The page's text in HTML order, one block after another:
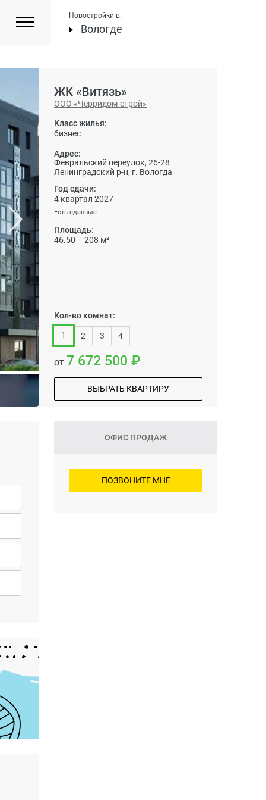
Новостройки в:
Вологде
ЖК «Витязь»
ООО «Черридом-строй»
Класс жилья:
бизнес
Адрес:
Февральский переулок, 26-28
Ленинградский р-н, г. Вологда
Год сдачи:
4 квартал 2027
Есть сданные
Площадь:
46.50 – 208 м²
Кол-во комнат:
1 2 3 4
от 7 672 500
ВЫБРАТЬ КВАРТИРУ
ОФИС ПРОДАЖ
ПОЗВОНИТЕ МНЕ